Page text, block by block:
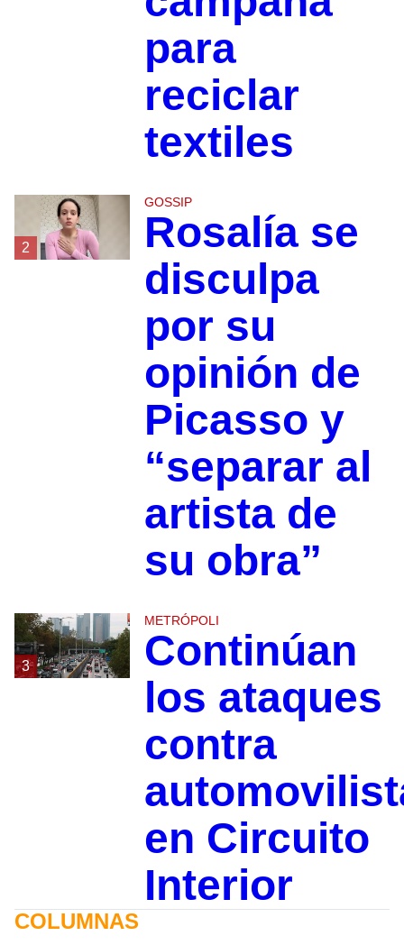
para
reciclar
textiles
2
GOSSIP
Rosalía se
disculpa
por su
opinión de
Picasso y
“separar al
artista de
su obra”
3
METRÓPOLI
Continúan
los ataques
contra
en Circuito
Interior
COLUMNAS